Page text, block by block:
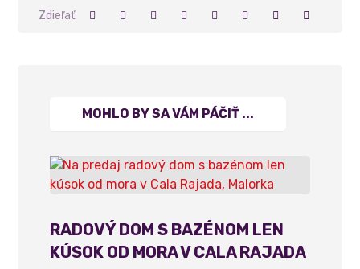
MOHLO BY SA VÁM PÁČIŤ ...
RADOVÝ DOM S BAZÉNOM LEN
KÚSOK OD MORA V CALA RAJADA